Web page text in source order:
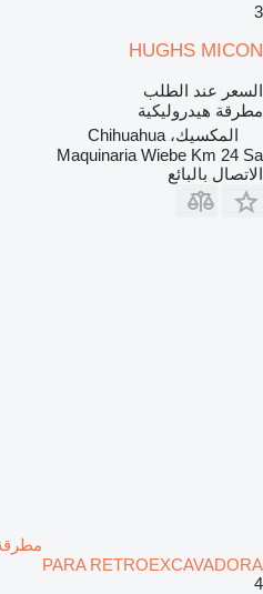
3
HUGHS MICON
السعر عند الطلب
مطرقة هيدروليكية
المكسيك، Chihuahua
Maquinaria Wiebe Km 24 Sa
الاتصال بالبائع
PARA RETROEXCAVADORA
4